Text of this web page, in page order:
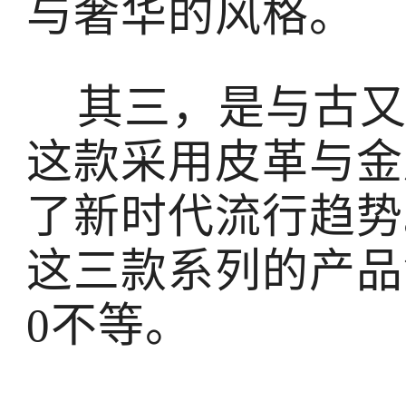
与奢华的风格。
其三，是与古又
这款采用皮革与
了新时代流行趋
这三款系列的产
0不等。